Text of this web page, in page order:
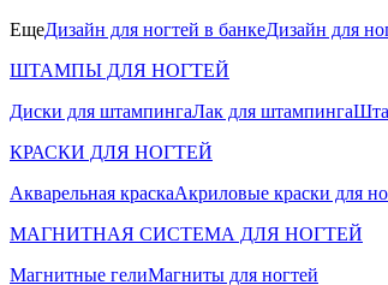
ЕщеДизайн для ногтей в банкеДизайн для
ШТАМПЫ ДЛЯ НОГТЕЙ
Диски для штампингаЛак для штампинга
КРАСКИ ДЛЯ НОГТЕЙ
Акварельная краскаАкриловые краски для
МАГНИТНАЯ СИСТЕМА ДЛЯ НОГТЕЙ
Магнитные гелиМагниты для ногтей